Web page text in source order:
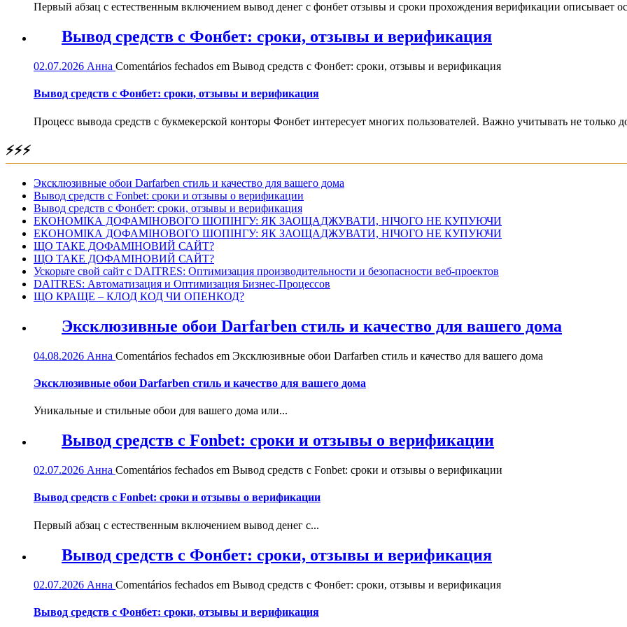
Первый абзац с естественным включением вывод денег с фонбет отзывы и сроки прохождения верификации описывает
Вывод средств с Фонбет: сроки, отзывы и верификация
02.07.2026 Анна Comentários fechados em Вывод средств с Фонбет: сроки, отзывы и верификация
Вывод средств с Фонбет: сроки, отзывы и верификация
Процесс вывода средств с букмекерской конторы Фонбет интересует многих пользователей. Важно учитывать не только
⚡⚡⚡
Эксклюзивные обои Darfarben стиль и качество для вашего дома
Вывод средств с Fonbet: сроки и отзывы о верификации
Вывод средств с Фонбет: сроки, отзывы и верификация
ЕКОНОМІКА ДОФАМІНОВОГО ШОПІНГУ: ЯК ЗАОЩАДЖУВАТИ, НІЧОГО НЕ КУПУЮЧИ
ЕКОНОМІКА ДОФАМІНОВОГО ШОПІНГУ: ЯК ЗАОЩАДЖУВАТИ, НІЧОГО НЕ КУПУЮЧИ
ЩО ТАКЕ ДОФАМІНОВИЙ САЙТ?
ЩО ТАКЕ ДОФАМІНОВИЙ САЙТ?
Ускорьте свой сайт с DAITRES: Оптимизация производительности и безопасности веб-проектов
DAITRES: Автоматизация и Оптимизация Бизнес-Процессов
ЩО КРАЩЕ – КЛОД КОД ЧИ ОПЕНКОД?
Эксклюзивные обои Darfarben стиль и качество для вашего дома
04.08.2026 Анна Comentários fechados em Эксклюзивные обои Darfarben стиль и качество для вашего дома
Эксклюзивные обои Darfarben стиль и качество для вашего дома
Уникальные и стильные обои для вашего дома или...
Вывод средств с Fonbet: сроки и отзывы о верификации
02.07.2026 Анна Comentários fechados em Вывод средств с Fonbet: сроки и отзывы о верификации
Вывод средств с Fonbet: сроки и отзывы о верификации
Первый абзац с естественным включением вывод денег с...
Вывод средств с Фонбет: сроки, отзывы и верификация
02.07.2026 Анна Comentários fechados em Вывод средств с Фонбет: сроки, отзывы и верификация
Вывод средств с Фонбет: сроки, отзывы и верификация